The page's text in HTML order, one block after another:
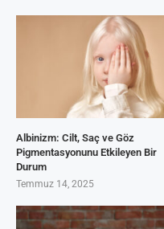
Albinizm: Cilt, Saç ve Göz
Pigmentasyonunu Etkileyen Bir
Durum
Temmuz 14, 2025